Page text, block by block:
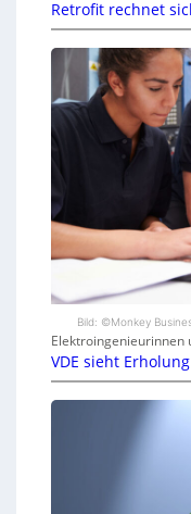
Retrofit rechnet
Bild: ©Monkey
Elektroingenieurinnen
VDE sieht